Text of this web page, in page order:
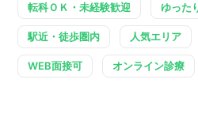
転科ＯＫ・未経験歓迎 ゆった
駅近・徒歩圏内 人気エリア
WEB面接可 オンライン診療